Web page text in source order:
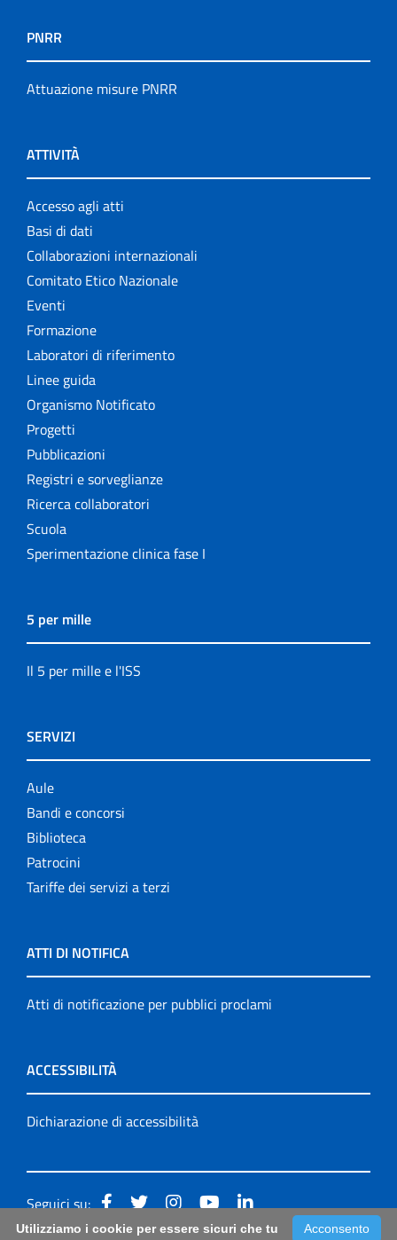
PNRR
Attuazione misure PNRR
ATTIVITÀ
Accesso agli atti
Basi di dati
Collaborazioni internazionali
Comitato Etico Nazionale
Eventi
Formazione
Laboratori di riferimento
Linee guida
Organismo Notificato
Progetti
Pubblicazioni
Registri e sorveglianze
Ricerca collaboratori
Scuola
Sperimentazione clinica fase I
5 per mille
Il 5 per mille e l'ISS
SERVIZI
Aule
Bandi e concorsi
Biblioteca
Patrocini
Tariffe dei servizi a terzi
ATTI DI NOTIFICA
Atti di notificazione per pubblici proclami
ACCESSIBILITÀ
Dichiarazione di accessibilità
Seguici su:
Acconsento
Utilizziamo i cookie per essere sicuri che tu